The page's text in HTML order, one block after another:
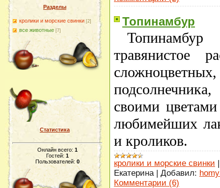
Разделы
кролики и морские свинки [2]
все животные [7]
Статистика
Онлайн всего: 1
Гостей: 1
Пользователей: 0
Топинамбур
травянистое
своими
любимейших
и кроликов.
кролики и морские свинки
Екатерина | Добавил:
Комментарии (6)